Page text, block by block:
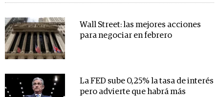
Wall Street: las mejores acciones
para negociar en febrero
La FED sube 0,25% la tasa de interés
pero advierte que habrá más